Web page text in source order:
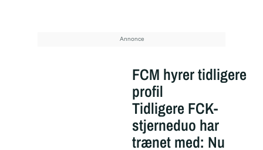
FCM hyrer tidligere
profil
Tidligere FCK-
stjerneduo har
trænet med: Nu